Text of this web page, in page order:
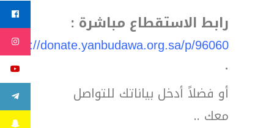
رابط الاستقطاع مباشرة :
https://donate.yanbudawa.org.sa/p/96060
.
أو فضلاً أدخل بياناتك للتواصل
معك ..